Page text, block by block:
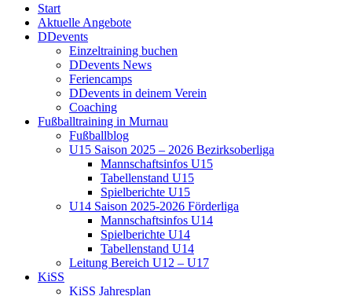
Start
Aktuelle Angebote
DDevents
Einzeltraining buchen
DDevents News
Feriencamps
DDevents in deinem Verein
Coaching
Fußballtraining in Murnau
Fußballblog
U15 Saison 2025 – 2026 Bezirksoberliga
Mannschaftsinfos U15
Tabellenstand U15
Spielberichte U15
U14 Saison 2025-2026 Förderliga
Mannschaftsinfos U14
Spielberichte U14
Tabellenstand U14
Leitung Bereich U12 – U17
KiSS
KiSS Jahresplan